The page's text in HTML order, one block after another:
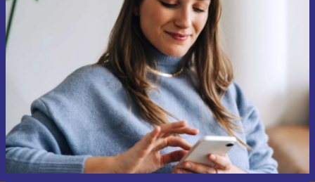
Subscreve a nossa newsletter pela
primeira vez e poupa 15€!
Não percas mais nenhuma oferta.
Pedir voucher
Informações sobre o uso de dados pessoais podem ser encontrados na
nossaPolítica de Privacidade